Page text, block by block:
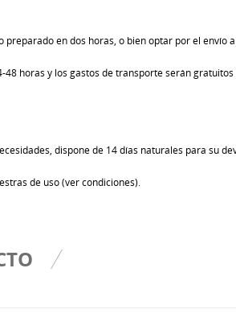
preparado en dos horas, o bien optar por el envío
horas y los gastos de transporte serán gratuitos
dispone de 14 días naturales para su
de uso (ver condiciones).